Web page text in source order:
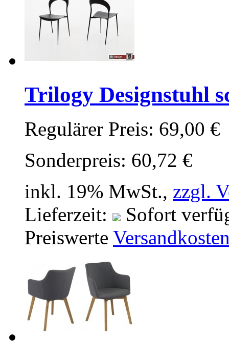
Trilogy Designstuhl
Regulärer Preis: 69,00 €
Sonderpreis: 60,72 €
inkl. 19% MwSt., zzgl.
Lieferzeit:
Sofort
Preiswerte